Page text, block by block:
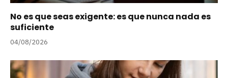
No es que seas exigente: es que nunca nada es
suficiente
04/08/2026